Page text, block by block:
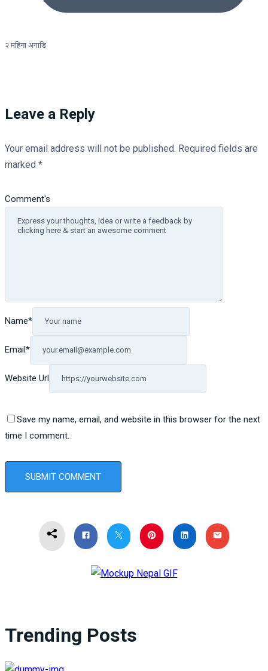
२ महिना अगाडि
Leave a Reply
Your email address will not be published. Required fields are
marked *
Comment's
Name*
Email*
Website Url
Save my name, email, and website in this browser for the next
time I comment.
Trending Posts